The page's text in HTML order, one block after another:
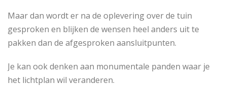
Maar dan wordt er na de oplevering over de tuin
gesproken en blijken de wensen heel anders uit te
pakken dan de afgesproken aansluitpunten.
Je kan ook denken aan monumentale panden waar je
het lichtplan wil veranderen.